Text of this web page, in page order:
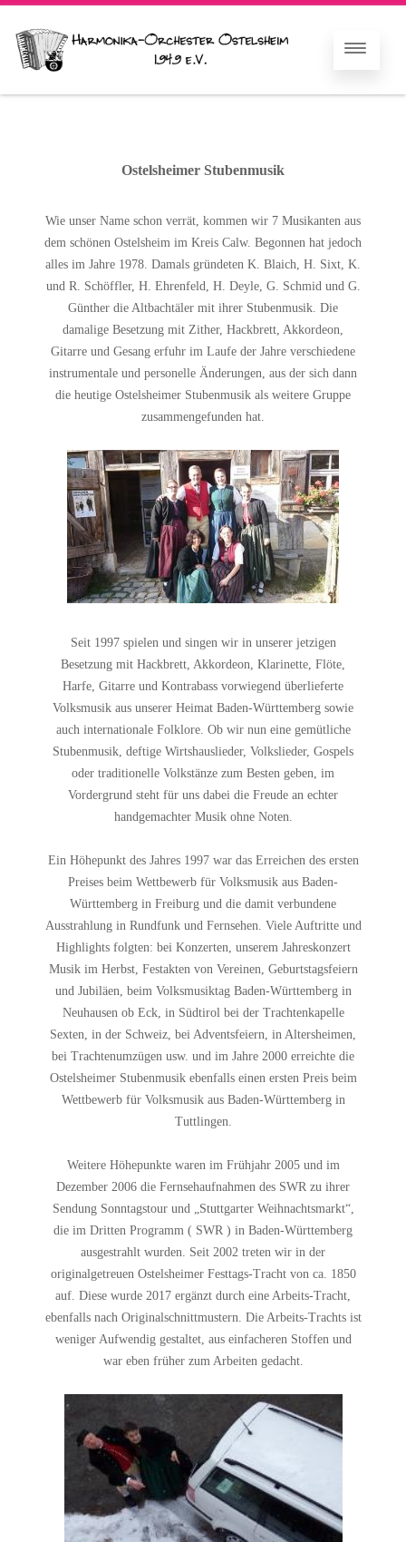
Ostelsheimer Stubenmusik
Wie unser Name schon verrät, kommen wir 7 Musikanten aus
dem schönen Ostelsheim im Kreis Calw. Begonnen hat jedoch
alles im Jahre 1978. Damals gründeten K. Blaich, H. Sixt, K.
und R. Schöffler, H. Ehrenfeld, H. Deyle, G. Schmid und G.
Günther die Altbachtäler mit ihrer Stubenmusik. Die
damalige Besetzung mit Zither, Hackbrett, Akkordeon,
Gitarre und Gesang erfuhr im Laufe der Jahre verschiedene
instrumentale und personelle Änderungen, aus der sich dann
die heutige Ostelsheimer Stubenmusik als weitere Gruppe
zusammengefunden hat.
Seit 1997 spielen und singen wir in unserer jetzigen
Besetzung mit Hackbrett, Akkordeon, Klarinette, Flöte,
Harfe, Gitarre und Kontrabass vorwiegend überlieferte
Volksmusik aus unserer Heimat Baden-Württemberg sowie
auch internationale Folklore. Ob wir nun eine gemütliche
Stubenmusik, deftige Wirtshauslieder, Volkslieder, Gospels
oder traditionelle Volkstänze zum Besten geben, im
Vordergrund steht für uns dabei die Freude an echter
handgemachter Musik ohne Noten.
Ein Höhepunkt des Jahres 1997 war das Erreichen des ersten
Preises beim Wettbewerb für Volksmusik aus Baden-
Württemberg in Freiburg und die damit verbundene
Ausstrahlung in Rundfunk und Fernsehen. Viele Auftritte und
Highlights folgten: bei Konzerten, unserem Jahreskonzert
Musik im Herbst, Festakten von Vereinen, Geburtstagsfeiern
und Jubiläen, beim Volksmusiktag Baden-Württemberg in
Neuhausen ob Eck, in Südtirol bei der Trachtenkapelle
Sexten, in der Schweiz, bei Adventsfeiern, in Altersheimen,
bei Trachtenumzügen usw. und im Jahre 2000 erreichte die
Ostelsheimer Stubenmusik ebenfalls einen ersten Preis beim
Wettbewerb für Volksmusik aus Baden-Württemberg in
Tuttlingen.
Weitere Höhepunkte waren im Frühjahr 2005 und im
Dezember 2006 die Fernsehaufnahmen des SWR zu ihrer
Sendung Sonntagstour und „Stuttgarter Weihnachtsmarkt“,
die im Dritten Programm ( SWR ) in Baden-Württemberg
ausgestrahlt wurden. Seit 2002 treten wir in der
originalgetreuen Ostelsheimer Festtags-Tracht von ca. 1850
auf. Diese wurde 2017 ergänzt durch eine Arbeits-Tracht,
ebenfalls nach Originalschnittmustern. Die Arbeits-Trachts ist
weniger Aufwendig gestaltet, aus einfacheren Stoffen und
war eben früher zum Arbeiten gedacht.